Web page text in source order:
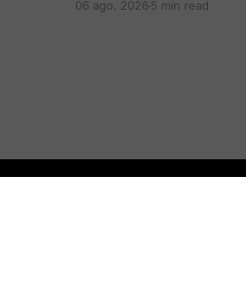
documentos oficiales
06 ago. 20265 min read